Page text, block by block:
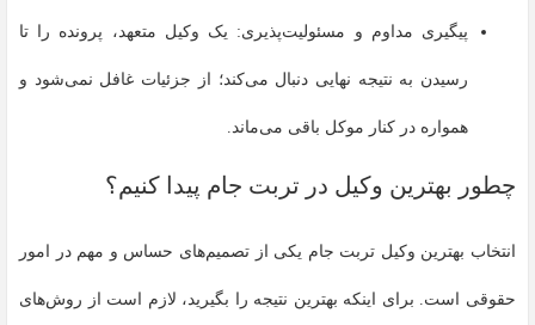
پیگیری مداوم و مسئولیت‌پذیری: یک وکیل متعهد، پرونده را تا
رسیدن به نتیجه نهایی دنبال می‌کند؛ از جزئیات غافل نمی‌شود و
همواره در کنار موکل باقی می‌ماند.
چطور بهترین وکیل در تربت جام پیدا کنیم؟
انتخاب بهترین وکیل تربت جام یکی از تصمیم‌های حساس و مهم در امور
حقوقی است. برای اینکه بهترین نتیجه را بگیرید، لازم است از روش‌های